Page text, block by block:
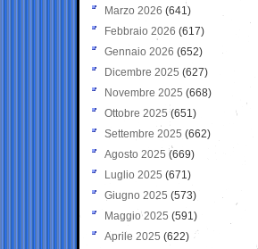
Marzo 2026 (641)
Febbraio 2026 (617)
Gennaio 2026 (652)
Dicembre 2025 (627)
Novembre 2025 (668)
Ottobre 2025 (651)
Settembre 2025 (662)
Agosto 2025 (669)
Luglio 2025 (671)
Giugno 2025 (573)
Maggio 2025 (591)
Aprile 2025 (622)